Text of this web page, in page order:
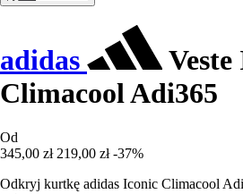
adidas
Climacool Adi365
Od
345,00 zł 219,00 zł -37%
Odkryj kurtkę adidas Iconic Climacool